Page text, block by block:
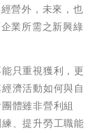
營外，未來，也
業所需之新興綠
只重視獲利，更
濟活動如何與自
體雖非營利組
、提升勞工職能